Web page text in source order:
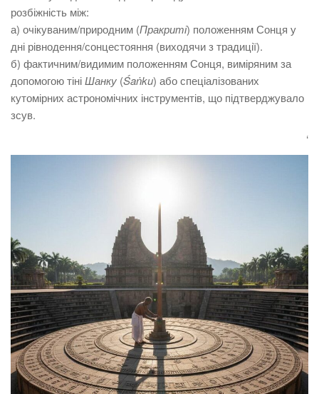
розбіжність між:
а) очікуваним/природним (Пракриті) положенням Сонця у
дні рівнодення/сонцестояння (виходячи з традиції).
б) фактичним/видимим положенням Сонця, виміряним за
допомогою тініШанку (Śaṅku) або спеціалізованих
кутомірних астрономічних інструментів, що підтверджувало
зсув.
‘